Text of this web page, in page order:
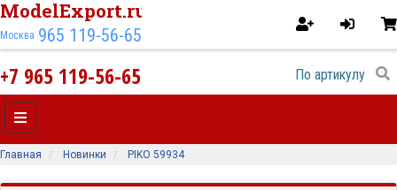
ModelExport.ru
Москва 965 119-56-65
+7 965 119-56-65
Главная Новинки PIKO 59934